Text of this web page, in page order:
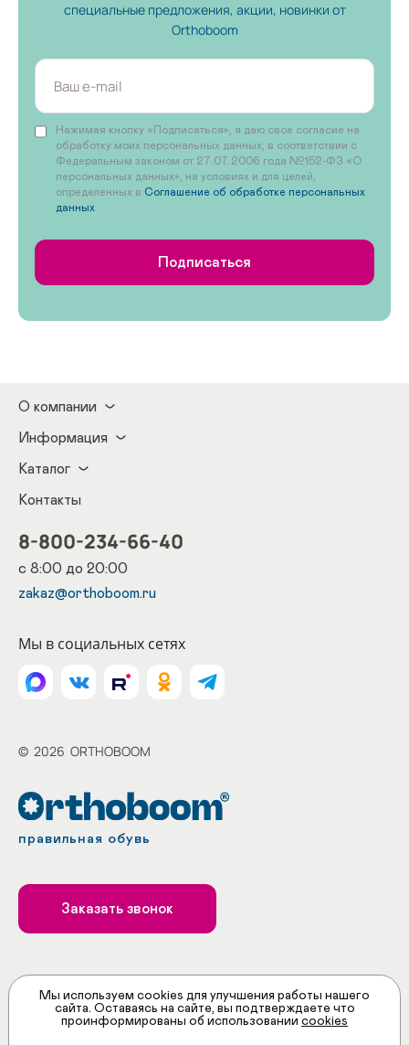
специальные предложения, акции, новинки от
Orthoboom
Нажимая кнопку «Подписаться», я даю свое согласие на
обработку моих персональных данных, в соответствии с
Федеральным законом от 27.07.2006 года №152-ФЗ «О
персональных данных», на условиях и для целей,
определенных в Соглашение об обработке персональных
данных
Подписаться
О компании
Информация
Каталог
Контакты
8-800-234-66-40
с 8:00 до 20:00
zakaz@orthoboom.ru
Мы в социальных сетях
© 2026 ORTHOBOOM
правильная обувь
Заказать звонок
Принимаем к оплате
Мы используем cookies для улучшения работы нашего
сайта. Оставаясь на сайте, вы подтверждаете что
проинформированы об использовании cookies